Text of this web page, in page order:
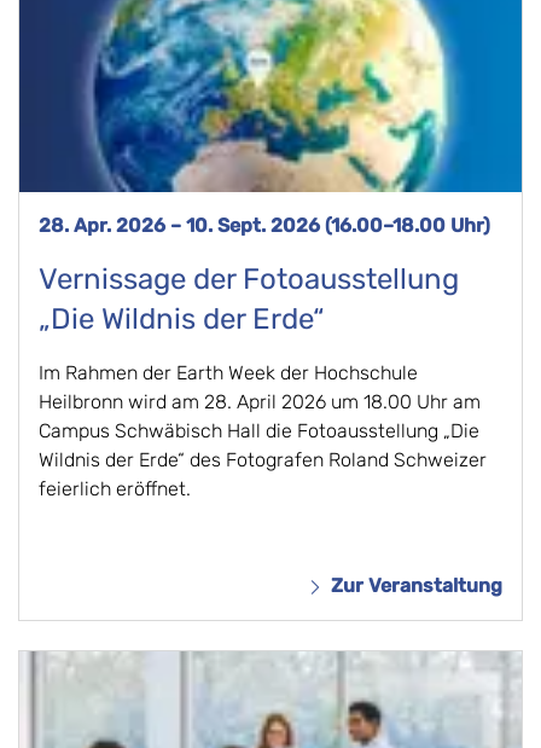
28. Apr. 2026 – 10. Sept. 2026 (16.00–18.00 Uhr)
Vernissage der Fotoausstellung
„Die Wildnis der Erde“
Im Rahmen der Earth Week der Hochschule
Heilbronn wird am 28. April 2026 um 18.00 Uhr am
Campus Schwäbisch Hall die Fotoausstellung „Die
Wildnis der Erde“ des Fotografen Roland Schweizer
feierlich eröffnet.
Zur Veranstaltung